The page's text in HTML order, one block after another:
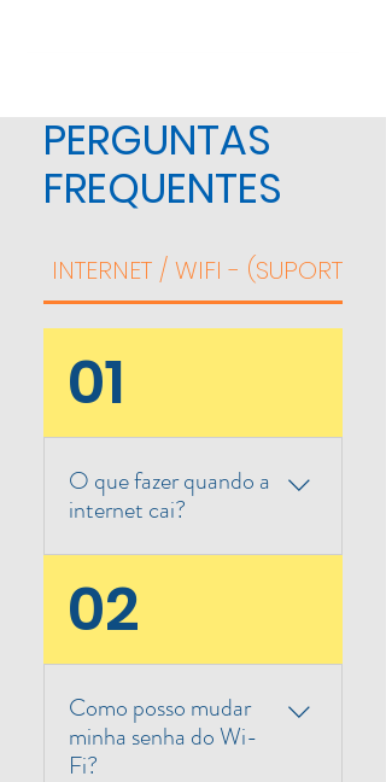
PERGUNTAS
FREQUENTES
INTERNET / WIFI - (SUPORTE)
01
O que fazer quando a
internet cai?
é um problema
localizado, reiniciando
o roteador e
verificando as
conexões. Se isso não
resolver, entre em
02
Como posso mudar
minha senha do Wi-
Fi?